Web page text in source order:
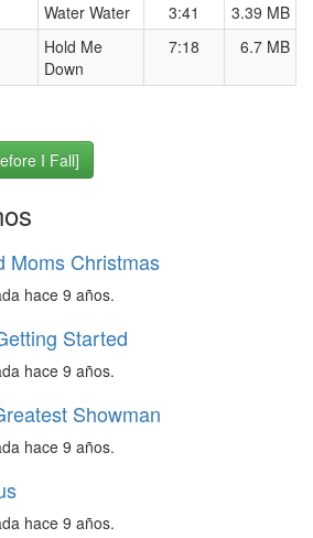
Water Water 3:41
3.39 MB
Hold Me
Down
7:18 6.7 MB
I Fall]
Moms Christmas
hace 9 años.
Started
hace 9 años.
Showman
hace 9 años.
hace 9 años.